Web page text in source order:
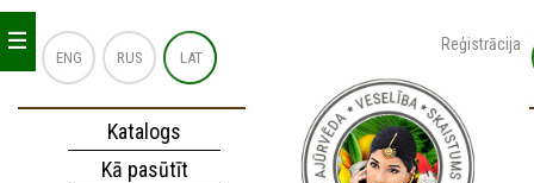
ENG RUS LAT
Reģistrācija
Katalogs
Kā pasūtīt
_
_
_